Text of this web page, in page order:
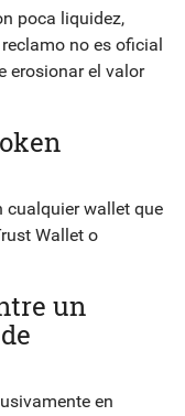
poca liquidez,
no es oficial
erosionar el valor
cualquier wallet que
Wallet o
un
en